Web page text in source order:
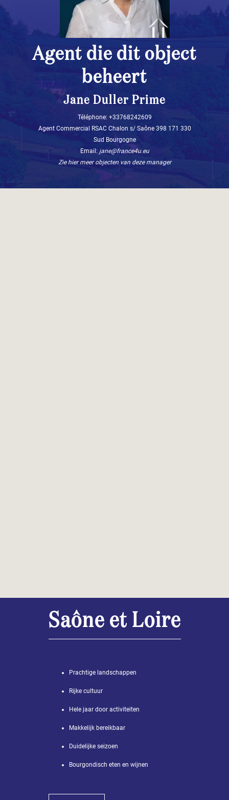
Agent die dit object
beheert
Jane Duller Prime
Téléphone: +33768242609
Agent Commercial RSAC Chalon s/ Saône 398 171 330
Sud Bourgogne
Email: jane@france4u.eu
Zie hier meer objecten van deze manager
Saône et Loire
Prachtige landschappen
Rijke cultuur
Hele jaar door activiteiten
Makkelijk bereikbaar
Duidelijke seizoen
Bourgondisch eten en wijnen